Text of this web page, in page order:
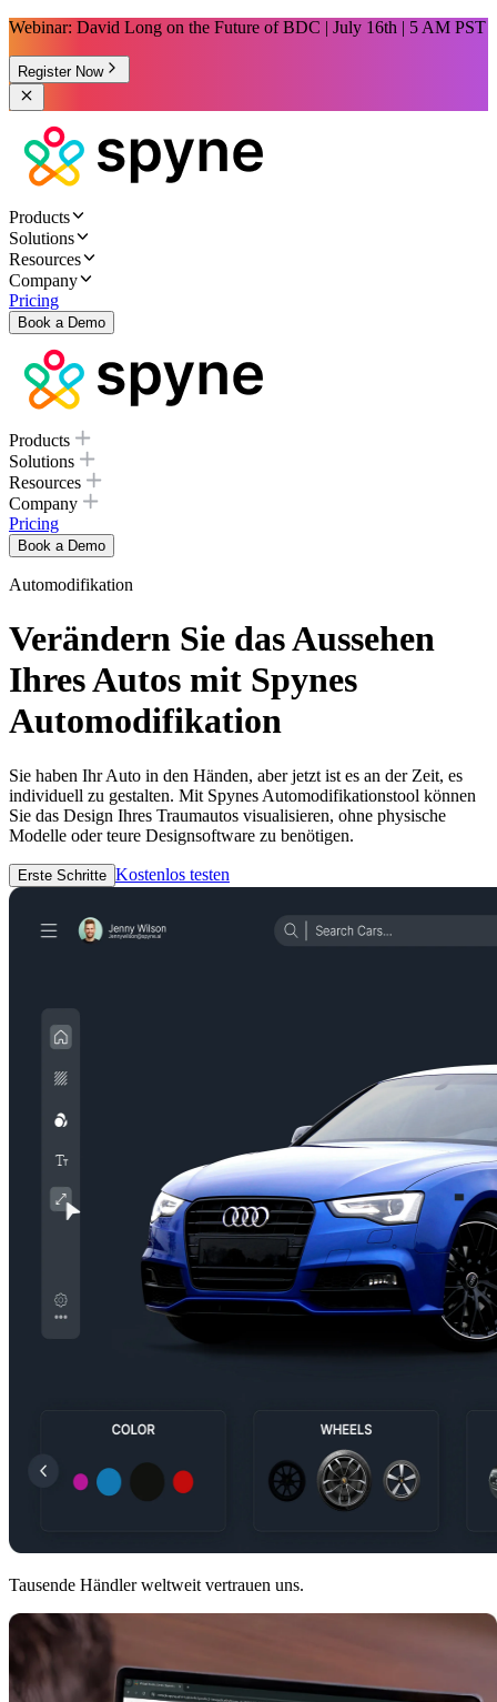
Webinar: David Long on the Future of BDC | July 16th | 5 AM PST
Register Now
Products
Solutions
Resources
Company
Pricing
Book a Demo
Products
Solutions
Resources
Company
Pricing
Book a Demo
Automodifikation
Verändern Sie das Aussehen
Ihres Autos mit Spynes
Automodifikation
Sie haben Ihr Auto in den Händen, aber jetzt ist es an der Zeit, es
individuell zu gestalten. Mit Spynes Automodifikationstool können
Sie das Design Ihres Traumautos visualisieren, ohne physische
Modelle oder teure Designsoftware zu benötigen.
Erste Schritte Kostenlos testen
Tausende Händler weltweit vertrauen uns.